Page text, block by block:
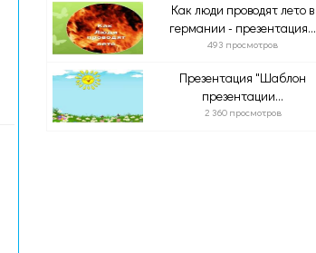
Как люди проводят лето в
германии - презентация...
493 просмотров
Презентация "Шаблон
презентации...
2 360 просмотров